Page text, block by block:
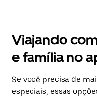
Viajando
e família no
Se você precisa de
especiais, essas